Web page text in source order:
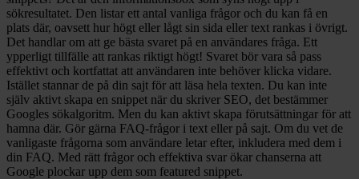
sökresultatet. Den listar ett antal vanliga frågor och du kan få en
plats där, oavsett hur högt eller lågt sin sida eller text rankas i övrigt.
Det handlar om att ge bästa svaret på en användares fråga. Ett
ypperligt tillfälle att rankas riktigt högt! Svaret bör vara så pass
effektivt och kortfattat att användaren inte behöver klicka vidare.
Istället stannar de på din sajt för att läsa hela texten. Du kan inte
själv aktivt skapa en snippet när du skriver SEO, det bestämmer
Googles sökalgoritm. Men du kan aktivt skapa förutsättningar för att
hamna där. Gör gärna FAQ-frågor i text eller på sajt. Om du vet de
vanligaste frågorna som användare letar efter, inkludera med dem i
din FAQ. Med rätt frågor och effektiva svar ökar chanserna att
Google plockar upp dem som featured snippet.